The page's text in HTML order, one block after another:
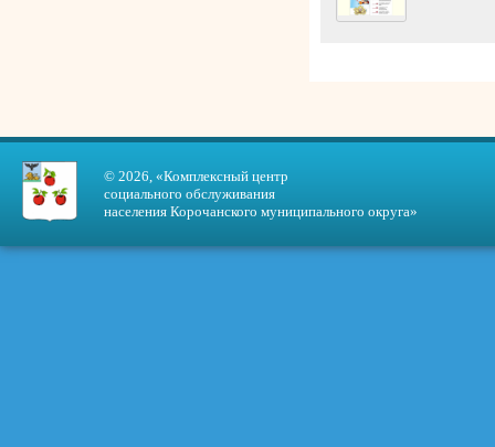
© 2026, «Комплексный центр
социального обслуживания
населения Корочанского муниципального округа»